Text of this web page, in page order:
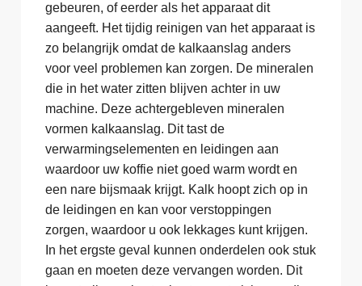
gebeuren, of eerder als het apparaat dit
aangeeft. Het tijdig reinigen van het apparaat is
zo belangrijk omdat de kalkaanslag anders
voor veel problemen kan zorgen. De mineralen
die in het water zitten blijven achter in uw
machine. Deze achtergebleven mineralen
vormen kalkaanslag. Dit tast de
verwarmingselementen en leidingen aan
waardoor uw koffie niet goed warm wordt en
een nare bijsmaak krijgt. Kalk hoopt zich op in
de leidingen en kan voor verstoppingen
zorgen, waardoor u ook lekkages kunt krijgen.
In het ergste geval kunnen onderdelen ook stuk
gaan en moeten deze vervangen worden. Dit